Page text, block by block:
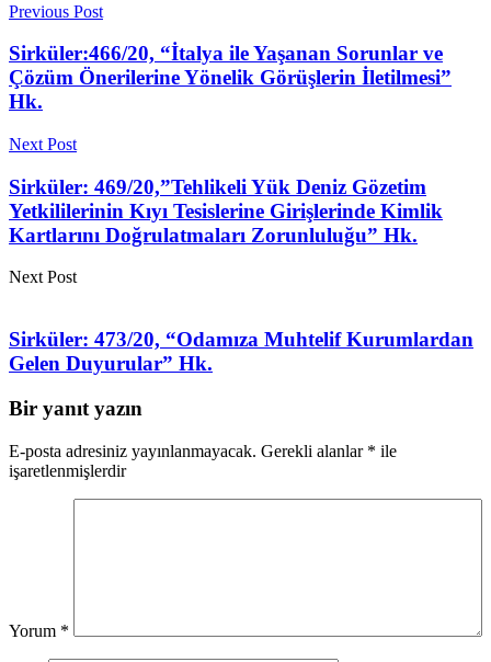
Previous Post
Sirküler:466/20, “İtalya ile Yaşanan Sorunlar ve
Çözüm Önerilerine Yönelik Görüşlerin İletilmesi”
Hk.
Next Post
Sirküler: 469/20,”Tehlikeli Yük Deniz Gözetim
Yetkililerinin Kıyı Tesislerine Girişlerinde Kimlik
Kartlarını Doğrulatmaları Zorunluluğu” Hk.
Next Post
Sirküler: 473/20, “Odamıza Muhtelif Kurumlardan
Gelen Duyurular” Hk.
Bir yanıt yazın
E-posta adresiniz yayınlanmayacak. Gerekli alanlar * ile
işaretlenmişlerdir
Yorum *